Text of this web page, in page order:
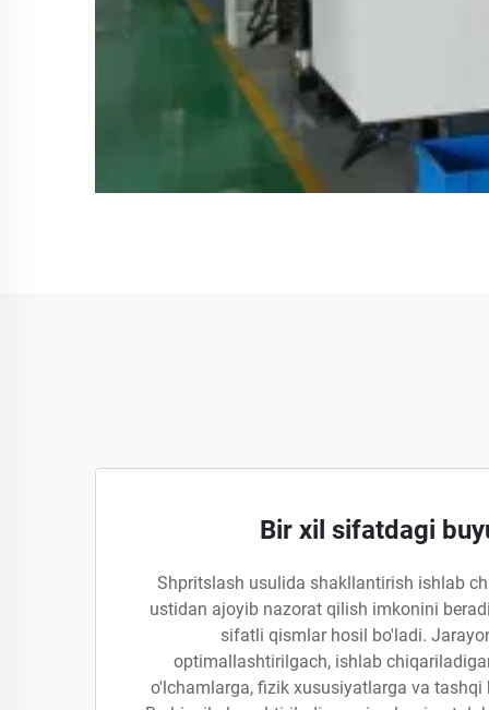
Bir xil sifatdagi
Shpritslash usulida shakllantirish ishlab
ustidan ajoyib nazorat qilish imkonini
sifatli qismlar hosil bo'ladi.
optimallashtirilgach, ishlab
o'lchamlarga, fizik xususiyatlarga va tashqi